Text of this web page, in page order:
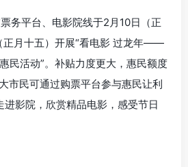
务平台、电影院线于2月10日（正
正月十五）开展“看电影 过龙年——
民活动”。补贴力度更大，惠民额度
市民可通过购票平台参与惠民让利
影院，欣赏精品电影，感受节日